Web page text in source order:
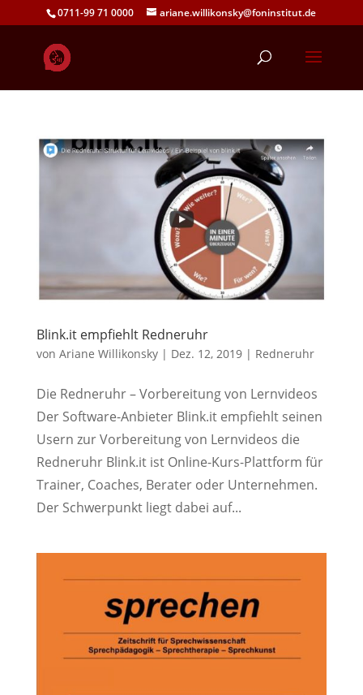
0711-99 71 0000 ariane.willikonsky@foninstitut.de
Blink.it empfiehlt Redneruhr
von Ariane Willikonsky| Dez. 12, 2019| Redneruhr
Die Redneruhr – Vorbereitung von Lernvideos
Der Software-Anbieter Blink.it empfiehlt seinen
Usern zur Vorbereitung von Lernvideos die
Redneruhr Blink.it ist Online-Kurs-Plattform für
Trainer, Coaches, Berater oder Unternehmen.
Der Schwerpunkt liegt dabei auf...